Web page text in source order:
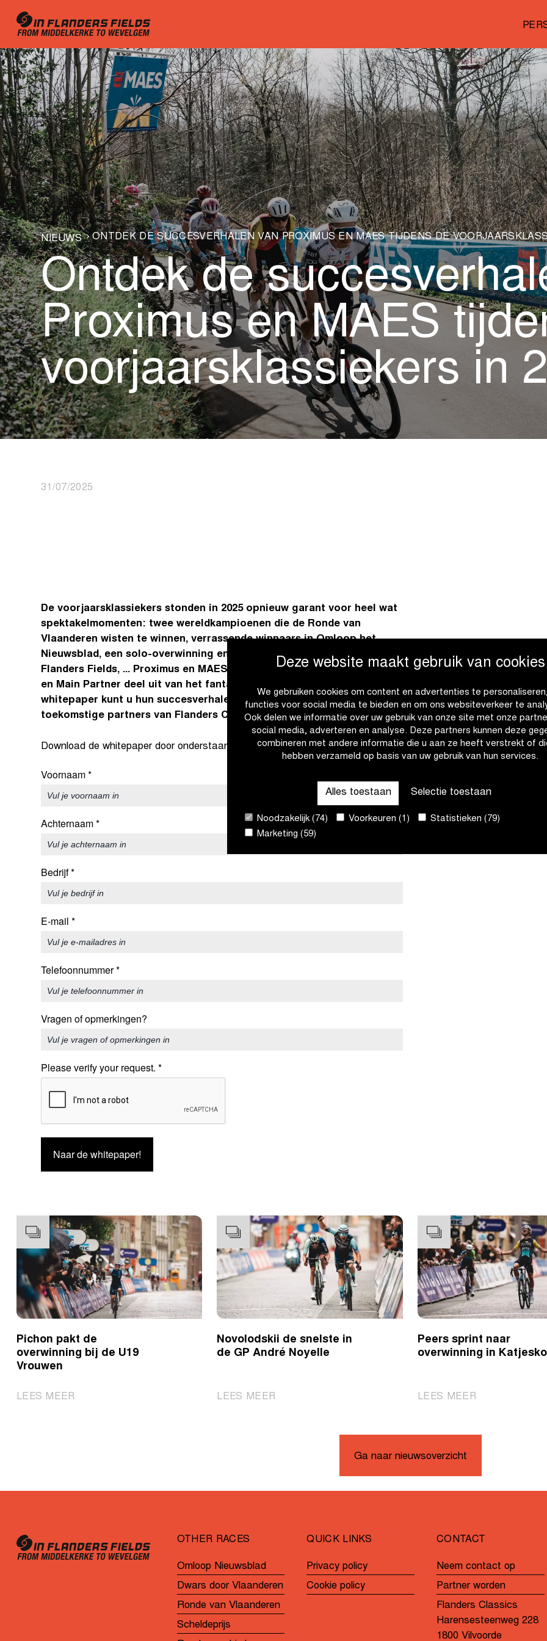
Deze website maakt gebruik van cookies
We gebruiken cookies om content en advertenties te
functies voor social media te bieden en om ons websiteverkeer te
Ook delen we informatie over uw gebruik van onze site met onze
social media, adverteren en analyse. Deze partners kunnen deze
combineren met andere informatie die u aan ze heeft verstrekt of
hebben verzameld op basis van uw gebruik van hun services.
Alles toestaan Selectie toestaan
Noodzakelijk (74) Voorkeuren (1)
Statistieken (79)
Marketing (59)
NIEUWS ONTDEK DE SUCCESVERHALEN VAN PROXIMUS EN MAES TIJDENS DE
Ontdek de
Proximus en MAES
voorjaarsklassiekers in
31/07/2025
De voorjaarsklassiekers stonden in 2025 opnieuw garant voor heel wat
spektakelmomenten: twee wereldkampioenen die de Ronde van
Vlaanderen wisten te winnen, verrassende winnaars in Omloop het
Nieuwsblad, een solo-overwinning en sprint in Gent-Wevelgem In
Flanders Fields, ... Proximus en MAES maakten respectievelijk als Top
en Main Partner deel uit van het fantastische voorjaar. In onze
whitepaper kunt u hun succesverhalen en de voordelen van
toekomstige partners van Flanders Classics ontdekken.
Download de whitepaper door onderstaand formulier in te vullen:
Voornaam*
Achternaam*
Bedrijf*
E-mail *
Telefoonnummer*
Vragen of opmerkingen?
Please verify your request. *
Naar de whitepaper!
Pichon pakt de
overwinning bij de U19
Vrouwen
LEES MEER
Novolodskii de snelste in
de GP André Noyelle
LEES MEER
Peers sprint naar
overwinning in
LEES MEER|
Ga naar nieuwsoverzicht
OTHER RACES
Omloop Nieuwsblad
Dwars door Vlaanderen
Ronde van Vlaanderen
Scheldeprijs
QUICK LINKS
Privacy policy
Cookie policy
CONTACT
Neem contact op
Partner worden
Flanders Classics
Harensesteenweg 228
1800 Vilvoorde